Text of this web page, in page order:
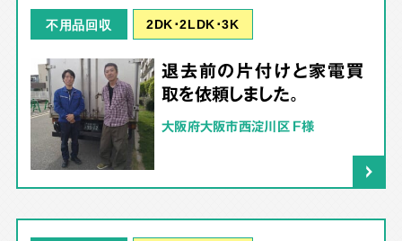
不用品回収 2DK･2LDK･3K
退去前の片付けと家電買
取を依頼しました。
大阪府大阪市西淀川区 F様